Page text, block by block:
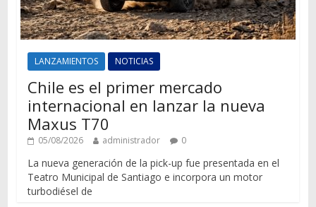
LANZAMIENTOS NOTICIAS
Chile es el primer mercado
internacional en lanzar la nueva
Maxus T70
05/08/2026 administrador 0
La nueva generación de la pick-up fue presentada en el
Teatro Municipal de Santiago e incorpora un motor
turbodiésel de